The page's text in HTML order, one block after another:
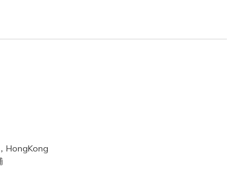
HongKong